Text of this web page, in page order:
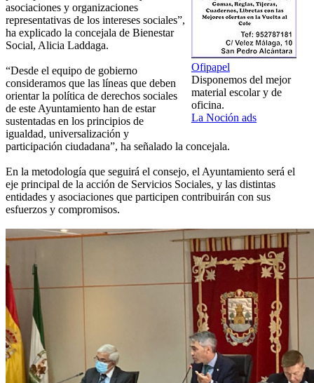
Ofipapel
Disponemos del mejor
material escolar y de
oficina.
La Noción ads
asociaciones y organizaciones
representativas de los intereses sociales”,
ha explicado la concejala de Bienestar
Social, Alicia Laddaga.
“Desde el equipo de gobierno
consideramos que las líneas que deben
orientar la política de derechos sociales
de este Ayuntamiento han de estar
sustentadas en los principios de
igualdad, universalización y
participación ciudadana”, ha señalado la concejala.
En la metodología que seguirá el consejo, el Ayuntamiento será el
eje principal de la acción de Servicios Sociales, y las distintas
entidades y asociaciones que participen contribuirán con sus
esfuerzos y compromisos.